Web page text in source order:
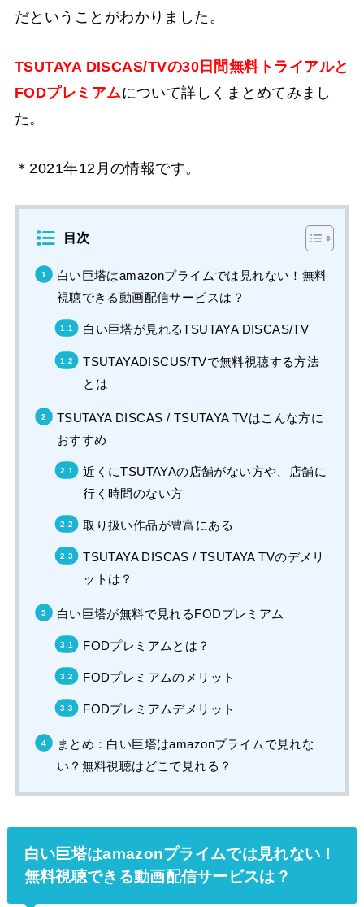
だということがわかりました。
TSUTAYA DISCAS/TVの30日間無料トライアルと
FODプレミアムについて詳しくまとめてみまし
た。
＊2021年12月の情報です。
目次
白い巨塔はamazonプライムでは見れない！無料
視聴できる動画配信サービスは？
白い巨塔が見れるTSUTAYA DISCAS/TV
TSUTAYADISCUS/TVで無料視聴する方法
とは
TSUTAYA DISCAS / TSUTAYA TVはこんな方に
おすすめ
近くにTSUTAYAの店舗がない方や、店舗に
行く時間のない方
取り扱い作品が豊富にある
TSUTAYA DISCAS / TSUTAYA TVのデメリ
ットは？
白い巨塔が無料で見れるFODプレミアム
FODプレミアムとは？
FODプレミアムのメリット
FODプレミアムデメリット
まとめ：白い巨塔はamazonプライムで見れな
い？無料視聴はどこで見れる？
白い巨塔はamazonプライムでは見れない！
無料視聴できる動画配信サービスは？